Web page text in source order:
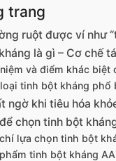
trang
ruột được ví như
là gì – Cơ chế
và điểm khác biệt
tinh bột kháng phổ
ngờ khi tiêu hóa
chọn tinh bột
lựa chọn tinh bột
tinh bột kháng